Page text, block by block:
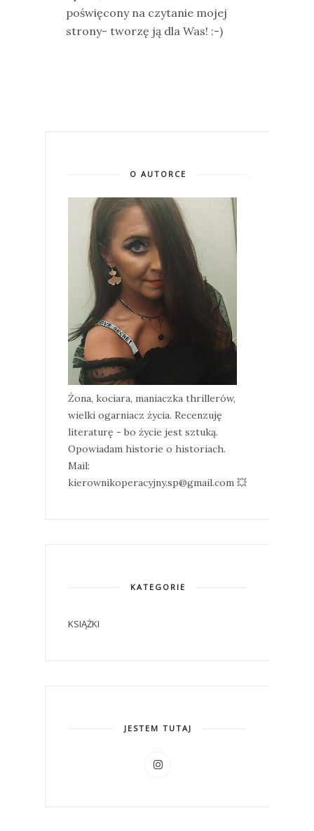
poświęcony na czytanie mojej
strony- tworzę ją dla Was! :-)
O AUTORCE
Żona, kociara, maniaczka thrillerów,
wielki ogarniacz życia. Recenzuję
literaturę - bo życie jest sztuką.
Opowiadam historie o historiach.
Mail:
kierownikoperacyjny.sp@gmail.com 💥
KATEGORIE
KSIĄŻKI
JESTEM TUTAJ